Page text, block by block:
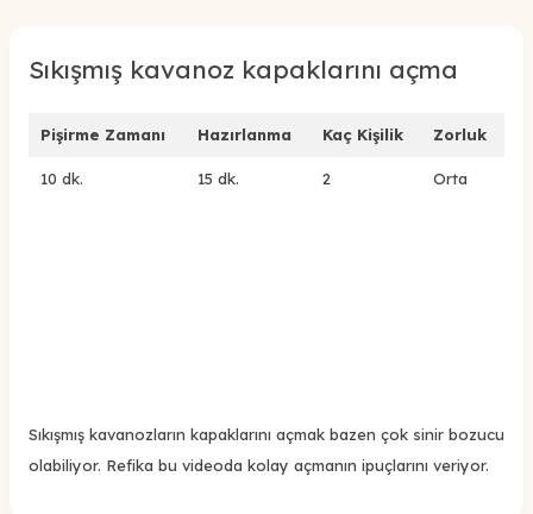
Sıkışmış kavanoz kapaklarını açma
Pişirme Zamanı Hazırlanma Kaç Kişilik Zorluk
10 dk. 15 dk. 2 Orta
Sıkışmış kavanozların kapaklarını açmak bazen çok sinir bozucu
olabiliyor. Refika bu videoda kolay açmanın ipuçlarını veriyor.